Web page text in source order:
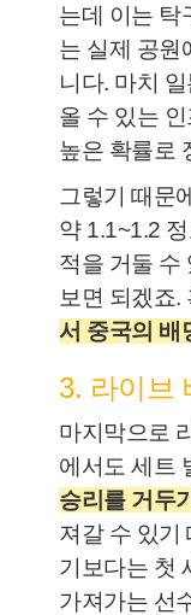
는데 이는 탁
는 실제 공원
니다. 마치
올 수 있는
높은 확률로
그렇기 때문
약 1.1~1.2
적을 거둘 수
보면 되겠죠.
서 중국의 배
3. 라이브
마지막으로
에서도 세트
승리를 거두
져갈 수 있기
기보다는 첫
가져가는 선